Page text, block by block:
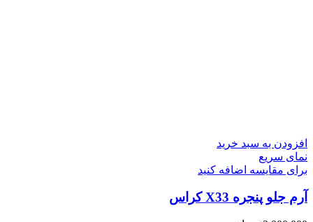
افزودن به سبد خرید
نمای سریع
برای مقایسه اضافه کنید
آرم جلو پنجره X33 کراس